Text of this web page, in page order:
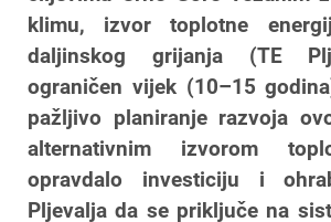
klimu, izvor toplotne
daljinskog grijanja (TE
ograničen vijek (10–15
pažljivo planiranje razvoja
alternativnim izvorom
opravdalo investiciju i
Pljevalja da se priključe na